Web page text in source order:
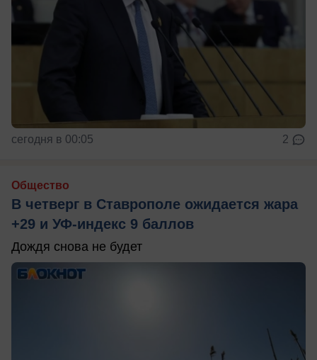
сегодня в 00:05 2
Общество
В четверг в Ставрополе ожидается жара
+29 и УФ-индекс 9 баллов
Дождя снова не будет